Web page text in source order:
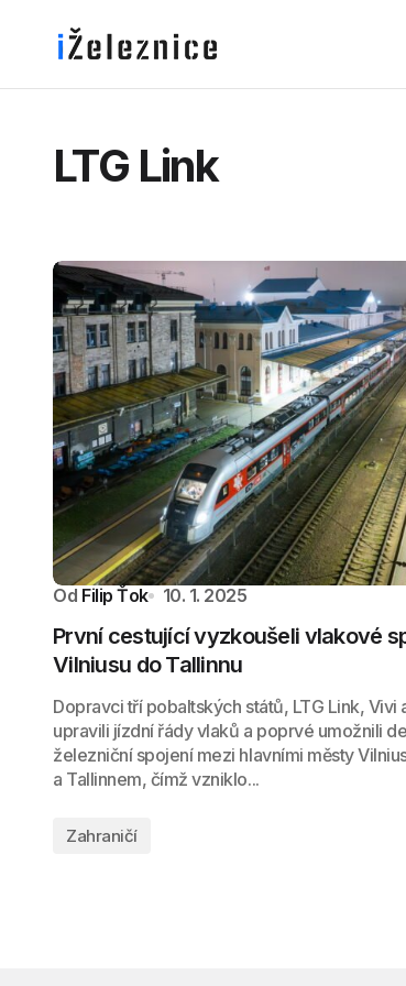
LTG Link
Od Filip Ťok 10. 1. 2025
První cestující vyzkoušeli vlakové
Vilniusu do Tallinnu
Dopravci tří pobaltských států, LTG Link, Vivi
upravili jízdní řády vlaků a poprvé umožnili
železniční spojení mezi hlavními městy
a Tallinnem, čímž vzniklo...
Zahraničí